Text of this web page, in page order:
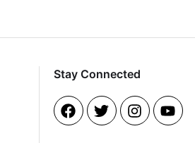
Stay Connected​